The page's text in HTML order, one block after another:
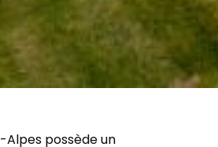
Alpes possède un